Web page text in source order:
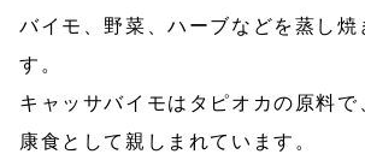
バイモ、野菜、ハーブなどを蒸し焼
す。
キャッサバイモはタピオカの原料で
康食として親しまれています。